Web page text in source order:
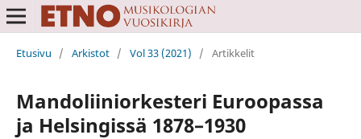
Etusivu / Arkistot / Vol 33 (2021) / Artikkelit
Mandoliiniorkesteri Euroopassa
ja Helsingissä 1878–1930